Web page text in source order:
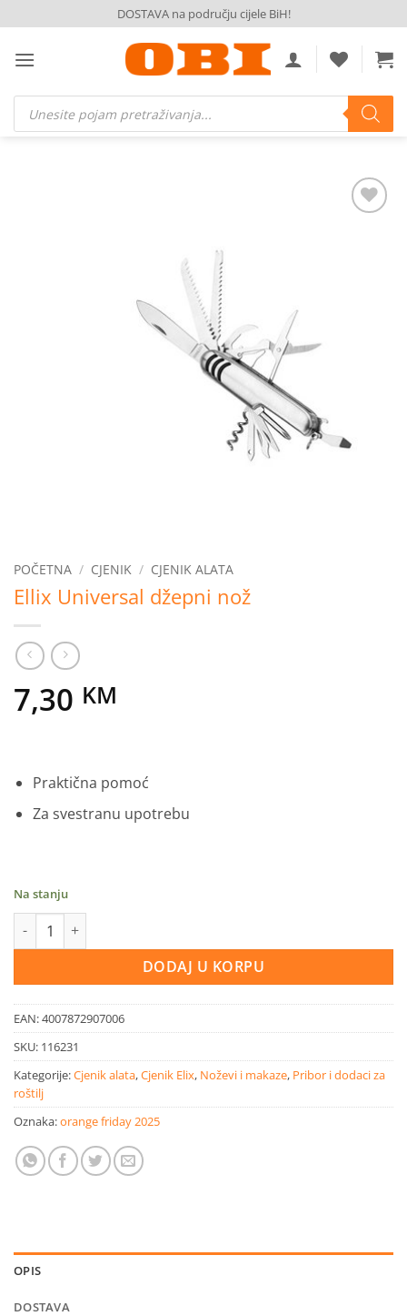
to
content
DOSTAVA na području cijele BiH!
Products
search
POČETNA / CJENIK / CJENIK ALATA
Ellix Universal džepni nož
7,30 KM
Praktična pomoć
Za svestranu upotrebu
Na stanju
Ellix Universal džepni nož količina
DODAJ U KORPU
EAN:4007872907006
SKU: 116231
Kategorije:Cjenik alata,Cjenik Elix, Noževi i makaze, Pribor i dodaci za
roštilj
Oznaka:orange friday 2025
OPIS
DOSTAVA